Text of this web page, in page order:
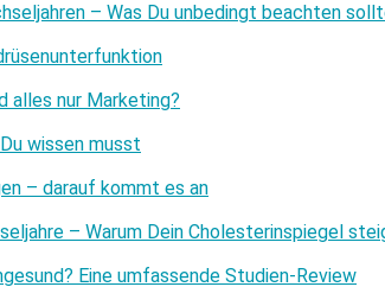
– Was Du unbedingt beachten
alles nur Marketing?
wissen musst
– darauf kommt es an
– Warum Dein Cholesterinspiegel
Eine umfassende Studien-Review